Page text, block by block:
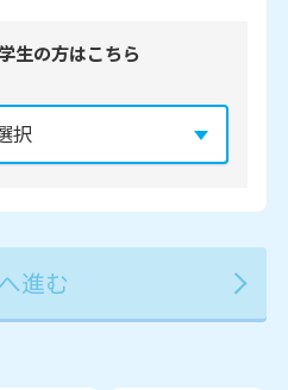
生の方はこちら
2029年 3月